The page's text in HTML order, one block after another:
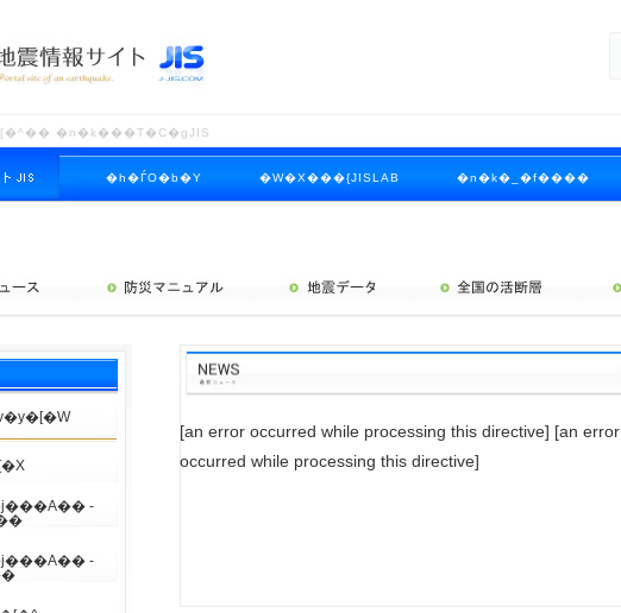
�n�k���T�C�gJIS
�h�ЃO�b�Y �W�X���{JISLAB �n�k�_�f����
-
-
[an error occurred while processing this directive] [an error
occurred while processing this directive]